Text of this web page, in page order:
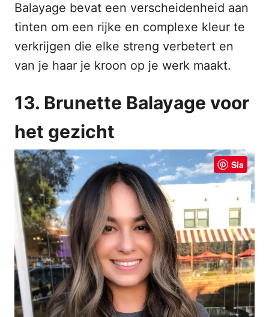
Balayage bevat een verscheidenheid aan
tinten om een rijke en complexe kleur te
verkrijgen die elke streng verbetert en
van je haar je kroon op je werk maakt.
13. Brunette Balayage voor
het gezicht
Sla